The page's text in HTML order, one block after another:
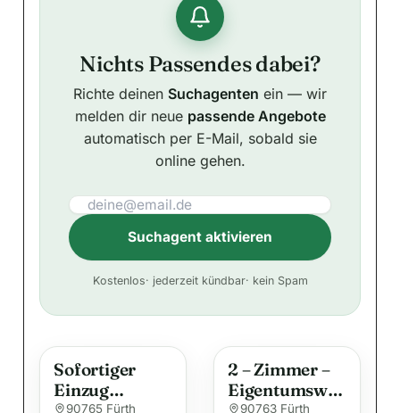
Nichts Passendes dabei?
Richte deinen Suchagenten
ein — wir
melden dir neuepassende Angebote
automatisch per E-Mail, sobald sie
online gehen.
Suchagent aktivieren
A
l
t
Kostenlos· jederzeit kündbar· kein Spam
Einzug
möglich!
Schöne 2-
90765 Fürth
Eigentumswo
hnung in
ruhiger und
90763 Fürth
(Südstadt
Weikershof)